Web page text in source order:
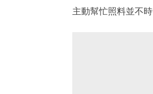
主動幫忙照料並不